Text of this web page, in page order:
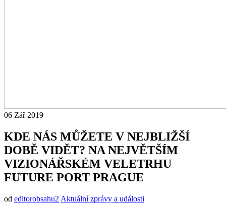
06 Zář 2019
KDE NÁS MŮŽETE V NEJBLIŽŠÍ
DOBĚ VIDĚT? NA NEJVĚTŠÍM
VIZIONÁŘSKÉM VELETRHU
FUTURE PORT PRAGUE
od editorobsahu2 Aktuální zprávy a události